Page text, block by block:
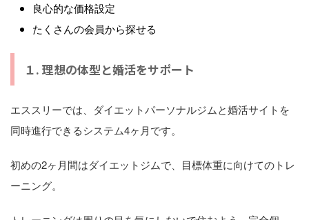
良心的な価格設定
たくさんの会員から探せる
１. 理想の体型と婚活をサポート
エススリーでは、ダイエットパーソナルジムと婚活サイトを
同時進行できるシステム4ヶ月です。
初めの2ヶ月間はダイエットジムで、目標体重に向けてのトレ
ーニング。